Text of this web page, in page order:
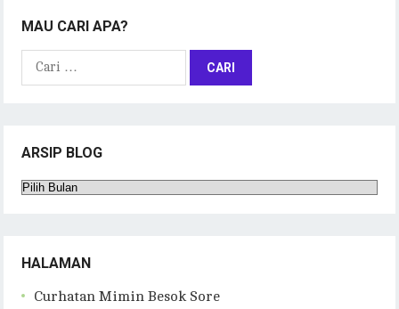
MAU CARI APA?
Cari
ARSIP BLOG
Arsip
HALAMAN
Curhatan Mimin Besok Sore